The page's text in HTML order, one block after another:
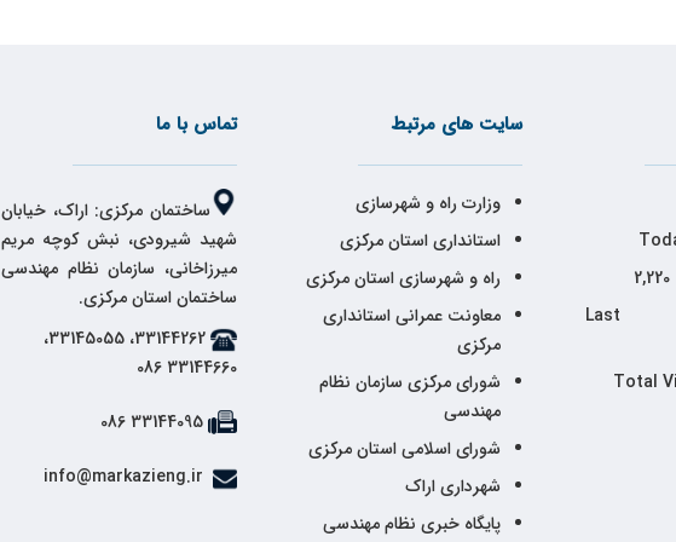
2,220
Last
Total
سایت های مرتبط
وزارت راه و شهرسازی
استانداری استان مرکزی
راه و شهرسازی استان مرکزی
معاونت عمرانی استانداری
مرکزی
شورای مرکزی سازمان نظام
مهندسی
شورای اسلامی استان مرکزی
شهرداری اراک
پایگاه خبری نظام مهندسی
تماس با ما
ساختمان مرکزی: اراک، خیابان
شهید شیرودی، نبش کوچه مریم
میرزاخانی، سازمان نظام مهندسی
ساختمان استان مرکزی.
33144262، 33145055،
33144660 086
33144095 086